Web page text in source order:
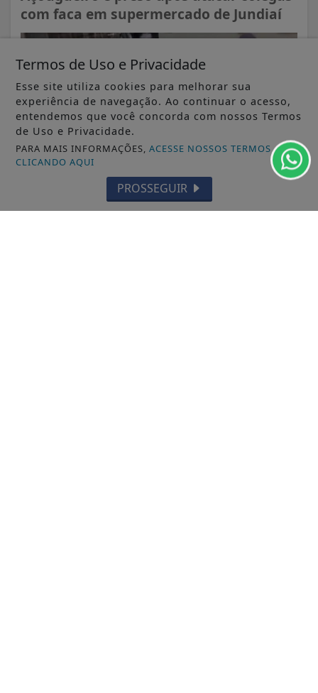
com faca em supermercado de Jundiaí
Termos de Uso e Privacidade
Esse site utiliza cookies para melhorar sua
experiência de navegação. Ao continuar o acesso,
entendemos que você concorda com nossos Termos
de Uso e Privacidade.
PARA MAIS INFORMAÇÕES,ACESSE NOSSOS TERMOS
CLICANDO AQUI
PROSSEGUIR